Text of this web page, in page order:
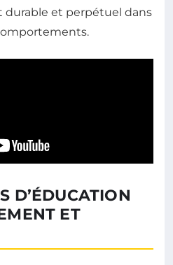
et perpétuel dans
D’ÉDUCATION
ET